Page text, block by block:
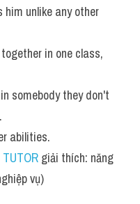
unlike any other
in one class,
somebody they don't
abilities.
giải thích: năng
vụ)